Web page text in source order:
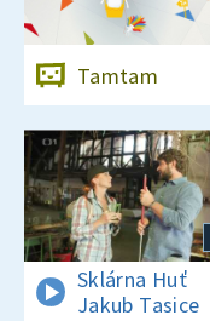
Tamtam
Sklárna Huť
Jakub Tasice